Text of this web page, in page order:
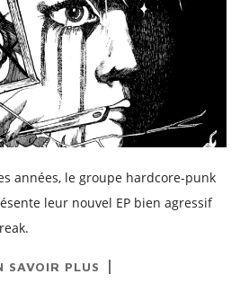
années, le groupe hardcore-punk
leur nouvel EP bien agressif
SAVOIR PLUS